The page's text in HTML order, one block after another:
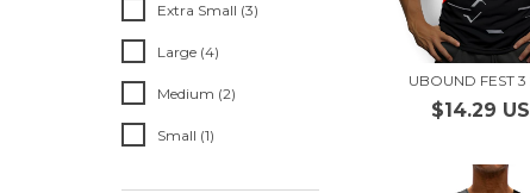
Extra Small (3)
Large (4)
Medium (2)
Small (1)
UBOUND FEST
$14.29